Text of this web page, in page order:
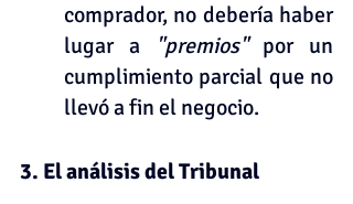
comprador, no debería haber
lugar a
"premios" por un
cumplimiento parcial que no
llevó a fin el negocio.
3. El análisis del Tribunal